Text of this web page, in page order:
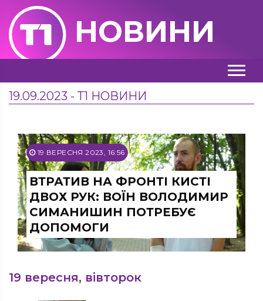
НОВИНИ
19.09.2023 - Т1 НОВИНИ
19 ВЕРЕСНЯ 2023, 16:56
ВТРАТИВ НА ФРОНТІ КИСТІ
ДВОХ РУК: ВОЇН ВОЛОДИМИР
СИМАНИШИН ПОТРЕБУЄ
ДОПОМОГИ
19 вересня, вівторок